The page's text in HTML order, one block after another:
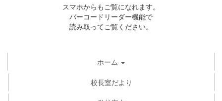
スマホからもご覧になれます。
バーコードリーダー機能で
読み取ってご覧ください。
ホーム
校長室だより